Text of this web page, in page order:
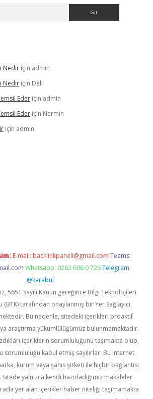
Nedir için admin
Nedir için Deli
Eder için admin
Eder için Nermin
için admin
E-mail: backlinkpaneli@gmail.com Teams:
Whatsapp: 0262 606 0 726 Telegram:
@karabul
5651 Sayılı Kanun gereğince Bilgi Teknolojileri
tarafından onaylanmış bir Yer Sağlayıcı
Bu nedenle, sitedeki içerikleri proaktif
araştırma yükümlülüğümüz bulunmamaktadır.
içeriklerin sorumluluğunu taşımakta olup,
sorumluluğu kabul etmiş sayılırlar. Bu internet
kurum veya şahıs şirketi ile hiçbir bağlantısı
yalnızca kendi hazırladığımız makaleler
yer alan içerikler haber niteliği taşımamakta